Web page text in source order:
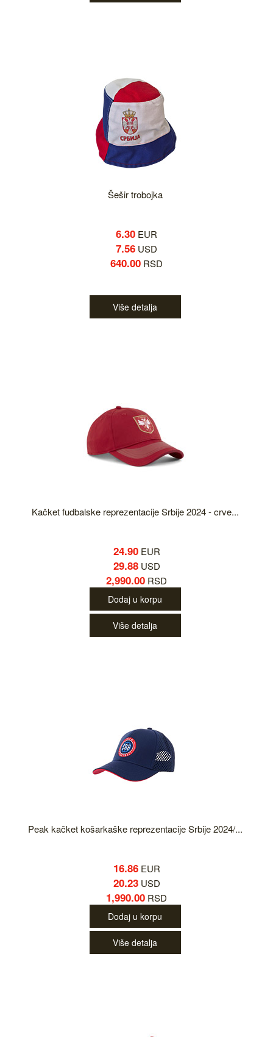
Šešir trobojka
6.30 EUR
7.56 USD
640.00 RSD
Više detalja
Kačket fudbalske reprezentacije Srbije 2024 - crve...
24.90EUR
29.88USD
2,990.00 RSD
Dodaj u korpu
Više detalja
Peak kačket košarkaške reprezentacije Srbije 2024/...
16.86EUR
20.23USD
1,990.00 RSD
Dodaj u korpu
Više detalja